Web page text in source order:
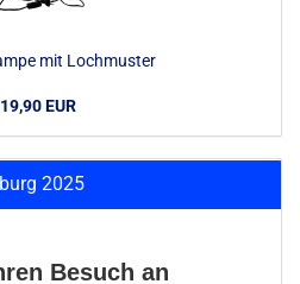
mit Lochmuster
EUR
2025
Besuch an